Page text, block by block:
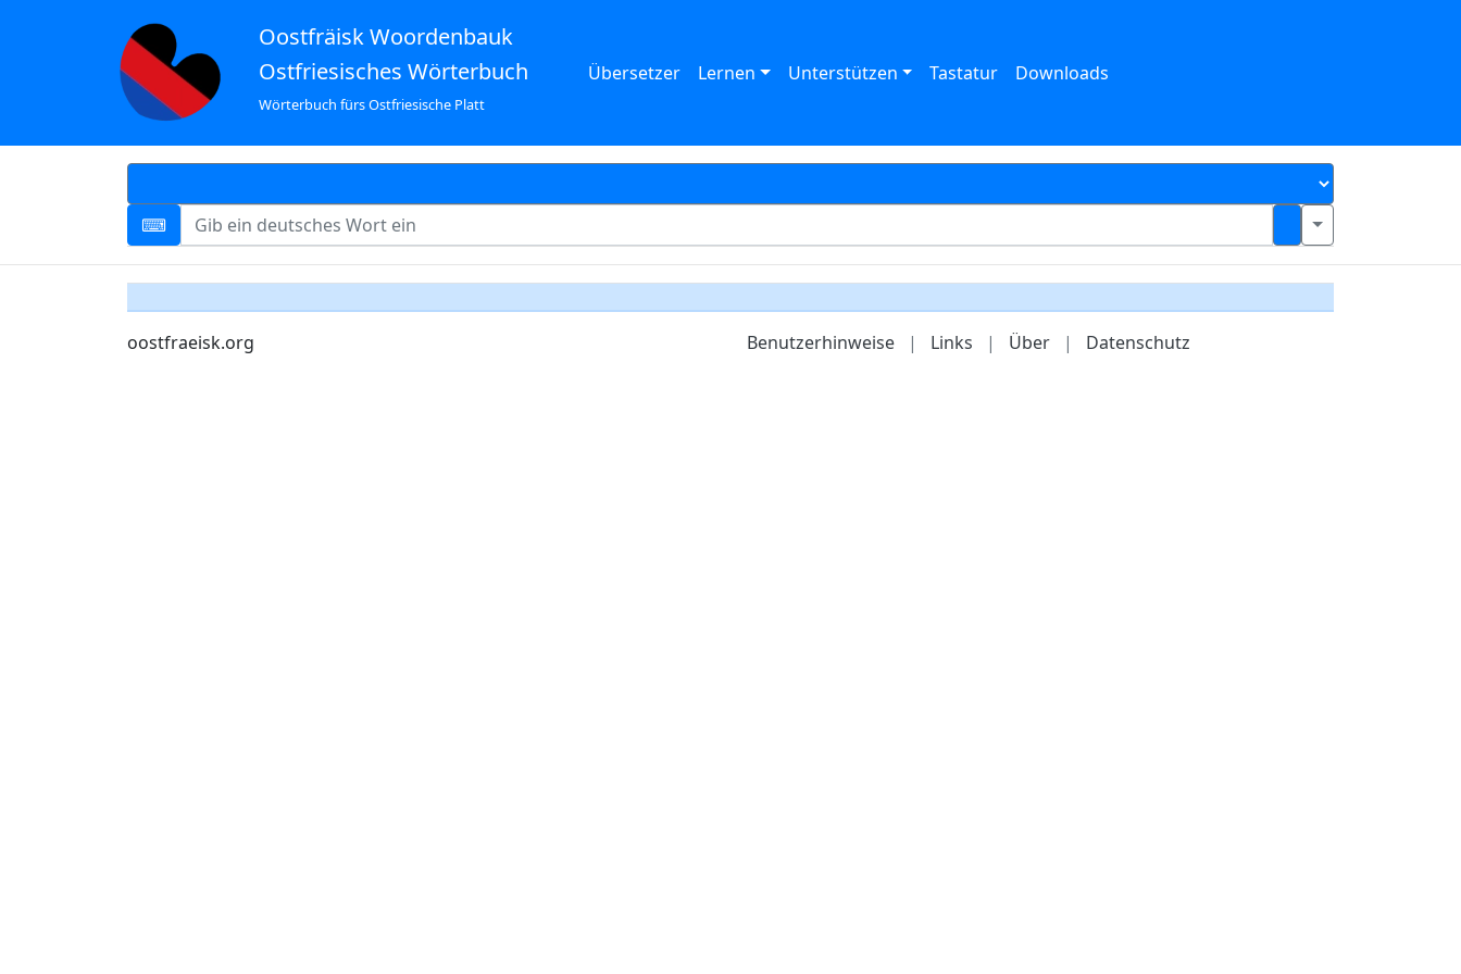
Oostfräisk Woordenbauk
Ostfriesisches Wörterbuch
Wörterbuch fürs Ostfriesische Platt
Übersetzer Lernen Unterstützen Tastatur Downloads
oostfraeisk.org Benutzerhinweise | Links | Über | Datenschutz